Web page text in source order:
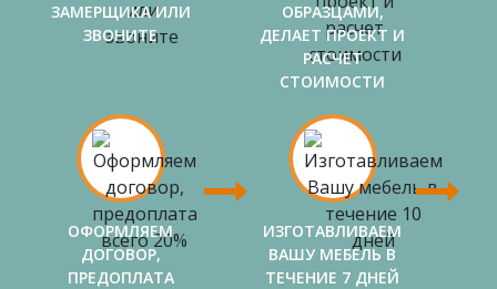
ЗАМЕРЩИКА ИЛИ
ЗВОНИТЕ
ОБРАЗЦАМИ,
ДЕЛАЕТ ПРОЕКТ И
РАСЧЕТ
СТОИМОСТИ
ОФОРМЛЯЕМ
ДОГОВОР,
ПРЕДОПЛАТА
ИЗГОТАВЛИВАЕМ
ВАШУ МЕБЕЛЬ В
ТЕЧЕНИЕ 7 ДНЕЙ